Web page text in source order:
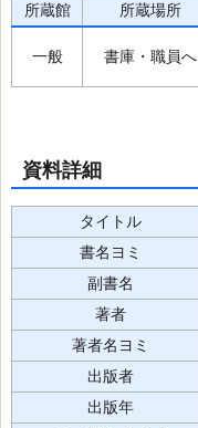
所蔵館 所蔵場所
一般 書庫・職員へ
資料詳細
タイトル
書名ヨミ
副書名
著者
著者名ヨミ
出版者
出版年